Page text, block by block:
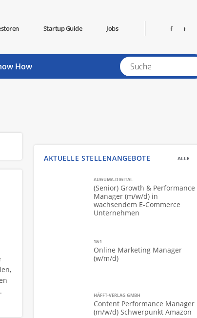
Startup Guide Jobs
How
AKTUELLE STELLENANGEBOTE ALLE
AUGUMA.DIGITAL
(Senior) Growth & Performance
Manager (m/w/d) in
wachsendem E-Commerce
Unternehmen
1&1
Online Marketing Manager
(w/m/d)
HÄFFT-VERLAG GMBH
Content Performance Manager
(m/w/d) Schwerpunkt Amazon